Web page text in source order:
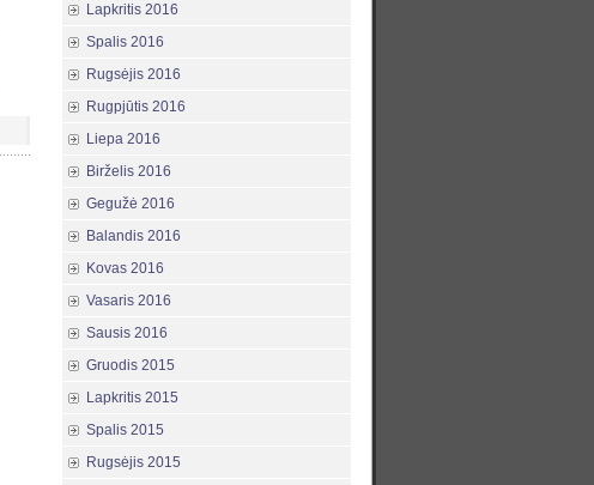
Lapkritis 2016
Spalis 2016
Rugsėjis 2016
Rugpjūtis 2016
Liepa 2016
Birželis 2016
Gegužė 2016
Balandis 2016
Kovas 2016
Vasaris 2016
Sausis 2016
Gruodis 2015
Lapkritis 2015
Spalis 2015
Rugsėjis 2015